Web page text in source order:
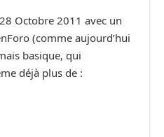
Octobre 2011 avec un
(comme aujourd’hui
basique, qui
déjà plus de :